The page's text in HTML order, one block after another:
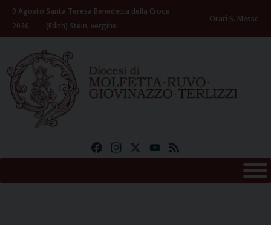
Skip
content
9 Agosto
2026
Santa Teresa Benedetta della Croce
(Edith) Stein, vergine
Orari S. Messe
FacebookInstagramYouTube